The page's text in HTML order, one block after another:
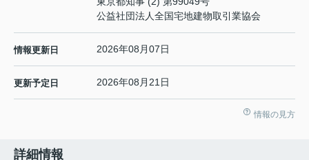
公益社団法人全国宅地建物取引業協会
情報更新日 2026年08月07日
更新予定日 2026年08月21日
情報の見方
詳細情報